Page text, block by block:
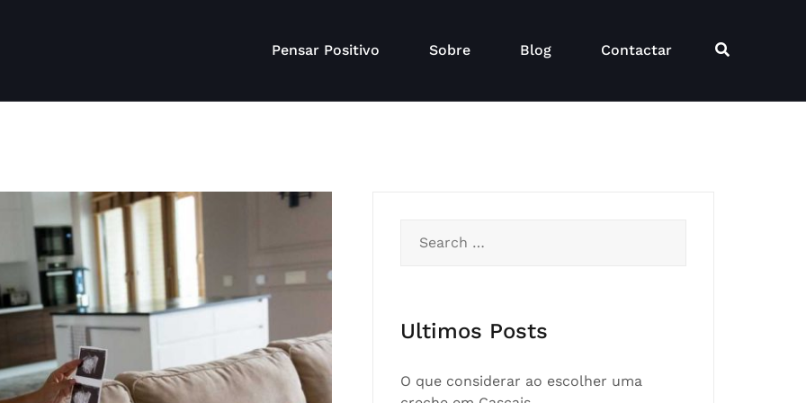
Pensar Positivo Sobre Blog Contactar
for:
Ultimos Posts
O que considerar ao escolher uma